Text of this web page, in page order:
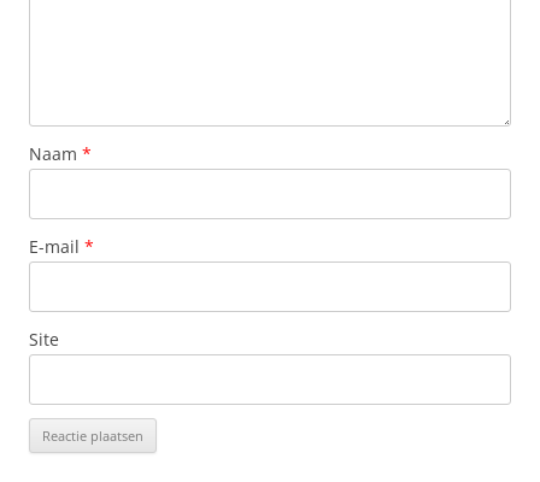
Naam *
E-mail *
Site